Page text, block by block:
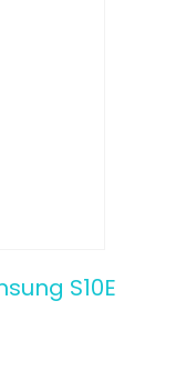
S10E